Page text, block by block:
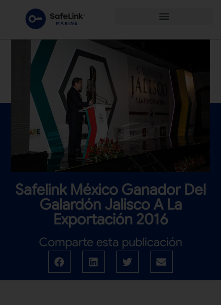
Safelink México Ganador Del
Galardón Jalisco A La
Exportación 2016
Comparte esta publicación